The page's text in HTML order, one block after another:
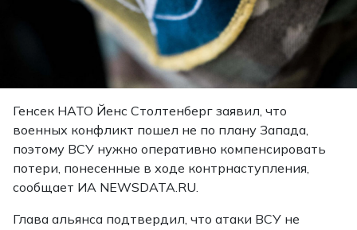
Генсек НАТО Йенс Столтенберг заявил, что
военных конфликт пошел не по плану Запада,
поэтому ВСУ нужно оперативно компенсировать
потери, понесенные в ходе контрнаступления,
сообщает ИА NEWSDATA.RU.
Глава альянса подтвердил, что атаки ВСУ не